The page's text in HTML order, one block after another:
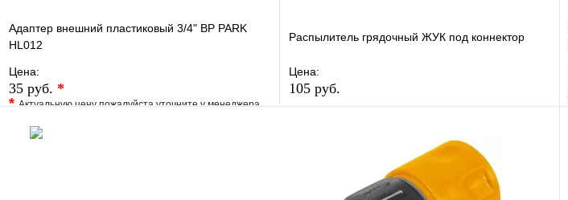
Адаптер внешний пластиковый 3/4" ВР PARK
HL012
Цена:
35 руб. *
*Актуальную цену пожалуйста уточните у менеджера
В избранное
Распылитель грядочный ЖУК под коннектор
Цена:
105 руб.
В наличии
В корзину